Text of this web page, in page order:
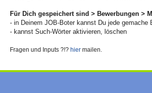
Für Dich gespeichert sind > Bewerbungen >
- in Deinem JOB-Boter kannst Du jede
- kannst Such-Wörter aktivieren, löschen
Fragen und Inputs ?!? hier mailen.